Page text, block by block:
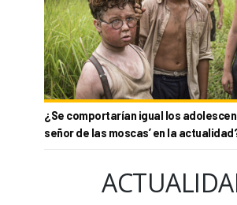
¿Se comportarían igual los
señor de las moscas’ en la